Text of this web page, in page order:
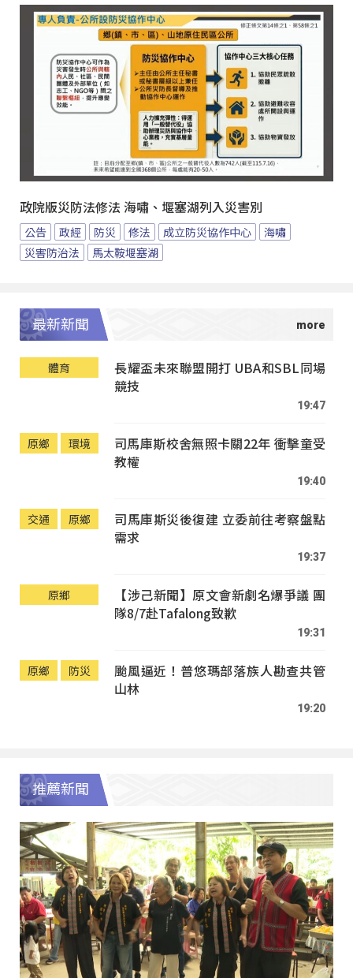
政院版災防法修法 海嘯、堰塞湖列入災害別
公告 政經 防災 修法 成立防災協作中心
海嘯
災害防治法
馬太鞍堰塞湖
最新新聞
體育
長耀盃未來聯盟開打 UBA和SBL同場
競技
19:47
原鄉 環境
司馬庫斯校舍無照卡關22年 衝擊童受
教權
19:40
交通 原鄉
司馬庫斯災後復建 立委前往考察盤點
需求
19:37
原鄉
【涉己新聞】原文會新劇名爆爭議 團
隊8/7赴Tafalong致歉
19:31
原鄉 防災
颱風逼近！普悠瑪部落族人勘查共管
山林
19:20
推薦新聞